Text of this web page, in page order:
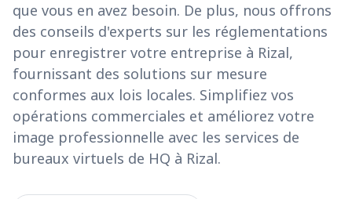
que vous en avez besoin. De plus, nous offrons
des conseils d'experts sur les réglementations
pour enregistrer votre entreprise à Rizal,
fournissant des solutions sur mesure
conformes aux lois locales. Simplifiez vos
opérations commerciales et améliorez votre
image professionnelle avec les services de
bureaux virtuels de HQ à Rizal.